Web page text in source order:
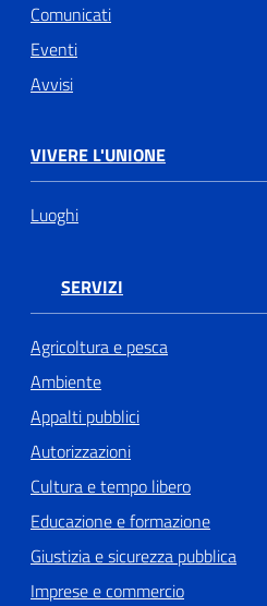
Comunicati
Eventi
Avvisi
VIVERE L'UNIONE
Luoghi
SERVIZI
Agricoltura e pesca
Ambiente
Appalti pubblici
Autorizzazioni
Cultura e tempo libero
Educazione e formazione
Giustizia e sicurezza pubblica
Imprese e commercio